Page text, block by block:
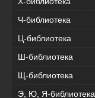
Ч-библиотека
Ц-библиотека
Ш-библиотека
Щ-библиотека
Э, Ю, Я-библиотека